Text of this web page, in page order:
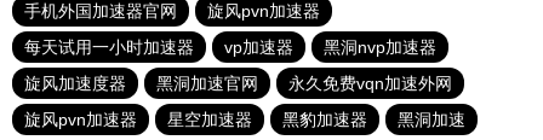
手机外国加速器官网
旋风pvn加速器
每天试用一小时加速器
vp加速器
黑洞nvp加速器
旋风加速度器
黑洞加速官网
永久免费vqn加速外网
旋风pvn加速器
星空加速器 黑豹加速器 黑洞加速